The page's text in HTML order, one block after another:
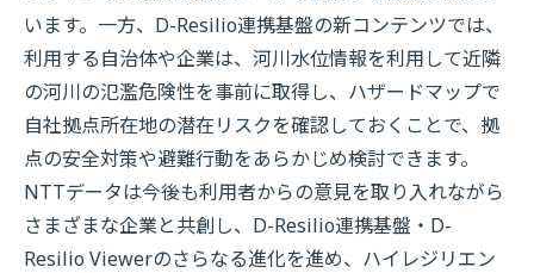
います。一方、D-Resilio連携基盤の新コンテンツでは、
利用する自治体や企業は、河川水位情報を利用して近隣
の河川の氾濫危険性を事前に取得し、ハザードマップで
自社拠点所在地の潜在リスクを確認しておくことで、拠
点の安全対策や避難行動をあらかじめ検討できます。
NTTデータは今後も利用者からの意見を取り入れながら
さまざまな企業と共創し、D-Resilio連携基盤・D-
Resilio Viewerのさらなる進化を進め、ハイレジリエン